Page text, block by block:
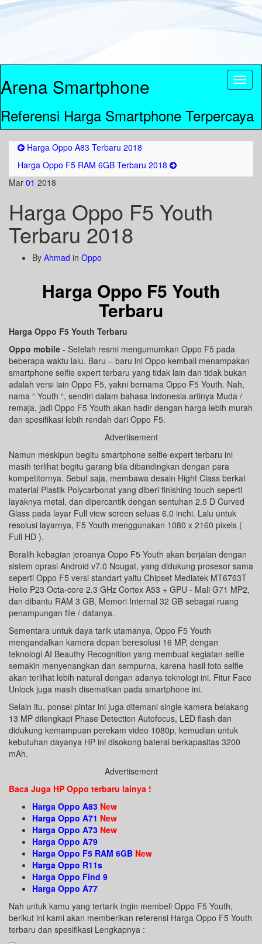
Arena Smartphone
Referensi Harga Smartphone Terpercaya
Harga Oppo A83 Terbaru 2018
Harga Oppo F5 RAM 6GB Terbaru 2018
Mar 01 2018
Harga Oppo F5 Youth
Terbaru 2018
By Ahmad in Oppo
Harga Oppo F5 Youth
Terbaru
Harga Oppo F5 Youth Terbaru
Oppo mobile - Setelah resmi mengumumkan Oppo F5 pada
beberapa waktu lalu. Baru – baru ini Oppo kembali menampakan
smartphone selfie expert terbaru yang tidak lain dan tidak bukan
adalah versi lain Oppo F5, yakni bernama Oppo F5 Youth. Nah,
nama “ Youth “, sendiri dalam bahasa Indonesia artinya Muda /
remaja, jadi Oppo F5 Youth akan hadir dengan harga lebih murah
dan spesifikasi lebih rendah dari Oppo F5.
Advertisement
Namun meskipun begitu smartphone selfie expert terbaru ini
masih terlihat begitu garang bila dibandingkan dengan para
kompetitornya. Sebut saja, membawa desain Hight Class berkat
material Plastik Polycarbonat yang diberi finishing touch seperti
layaknya metal, dan dipercantik dengan sentuhan 2.5 D Curved
Glass pada layar Full view screen seluas 6.0 inchi. Lalu untuk
resolusi layarnya, F5 Youth menggunakan 1080 x 2160 pixels (
Full HD ).
Beralih kebagian jeroanya Oppo F5 Youth akan berjalan dengan
sistem oprasi Android v7.0 Nougat, yang didukung prosesor sama
seperti Oppo F5 versi standart yaitu Chipset Mediatek MT6763T
Helio P23 Octa-core 2.3 GHz Cortex A53 + GPU - Mali G71 MP2,
dan dibantu RAM 3 GB, Memori Internal 32 GB sebagai ruang
penampungan file / datanya.
Sementara untuk daya tarik utamanya, Oppo F5 Youth
mengandalkan kamera depan beresolusi 16 MP, dengan
teknologi AI Beauthy Recognition yang membuat kegiatan selfie
semakin menyenangkan dan sempurna, karena hasil foto selfie
akan terlihat lebih natural dengan adanya teknologi ini. Fitur Face
Unlock juga masih disematkan pada smartphone ini.
Selain itu, ponsel pintar ini juga ditemani single kamera belakang
13 MP dilengkapi Phase Detection Autofocus, LED flash dan
didukung kemampuan perekam video 1080p, kemudian untuk
kebutuhan dayanya HP ini disokong baterai berkapasitas 3200
mAh.
Advertisement
Baca Juga HP Oppo terbaru lainya !
Harga Oppo A83 New
Harga Oppo A71 New
Harga Oppo A73 New
Harga Oppo A79
Harga Oppo F5 RAM 6GB New
Harga Oppo R11s
Harga Oppo Find 9
Harga Oppo A77
Nah untuk kamu yang tertarik ingin membeli Oppo F5 Youth,
berikut ini kami akan memberikan referensi Harga Oppo F5 Youth
terbaru dan spesifikasi Lengkapnya :